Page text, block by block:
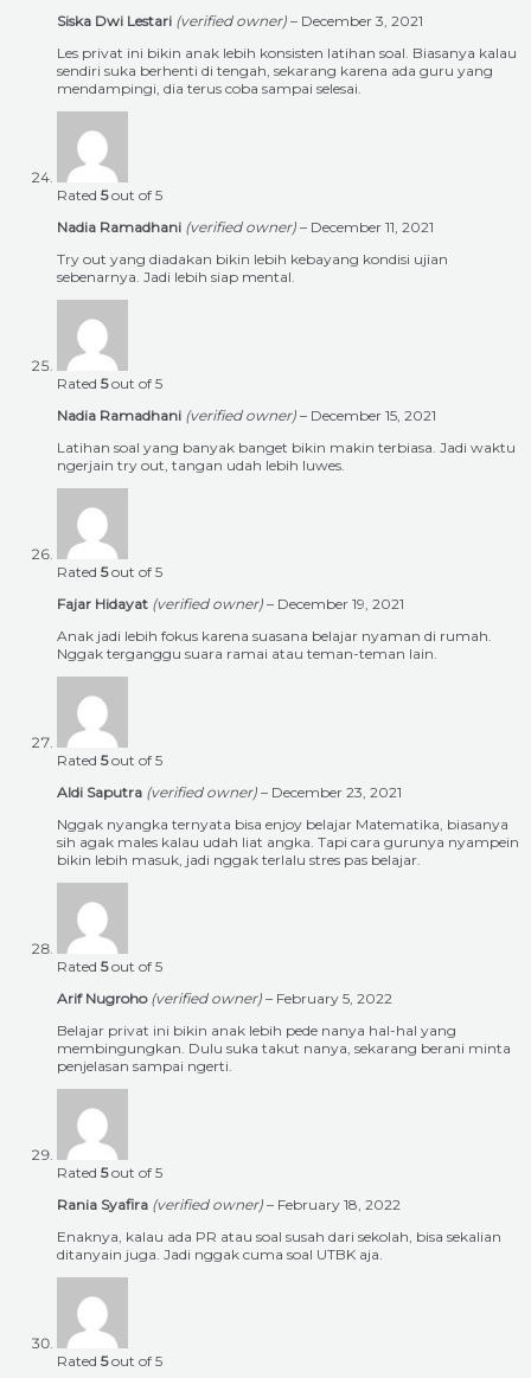
Siska Dwi Lestari (verified owner) – December 3, 2021
Les privat ini bikin anak lebih konsisten latihan soal. Biasanya kalau
sendiri suka berhenti di tengah, sekarang karena ada guru yang
mendampingi, dia terus coba sampai selesai.
Rated 5out of 5
Nadia Ramadhani (verified owner) – December 11, 2021
Try out yang diadakan bikin lebih kebayang kondisi ujian
sebenarnya. Jadi lebih siap mental.
Rated 5out of 5
Nadia Ramadhani (verified owner) – December 15, 2021
Latihan soal yang banyak banget bikin makin terbiasa. Jadi waktu
ngerjain try out, tangan udah lebih luwes.
Rated 5out of 5
Fajar Hidayat (verified owner) – December 19, 2021
Anak jadi lebih fokus karena suasana belajar nyaman di rumah.
Nggak terganggu suara ramai atau teman-teman lain.
Rated 5out of 5
Aldi Saputra (verified owner) – December 23, 2021
Nggak nyangka ternyata bisa enjoy belajar Matematika, biasanya
sih agak males kalau udah liat angka. Tapi cara gurunya nyampein
bikin lebih masuk, jadi nggak terlalu stres pas belajar.
Rated 5out of 5
Arif Nugroho (verified owner) – February 5, 2022
Belajar privat ini bikin anak lebih pede nanya hal-hal yang
membingungkan. Dulu suka takut nanya, sekarang berani minta
penjelasan sampai ngerti.
Rated 5out of 5
Rania Syafira (verified owner) – February 18, 2022
Enaknya, kalau ada PR atau soal susah dari sekolah, bisa sekalian
ditanyain juga. Jadi nggak cuma soal UTBK aja.
Rated 5out of 5